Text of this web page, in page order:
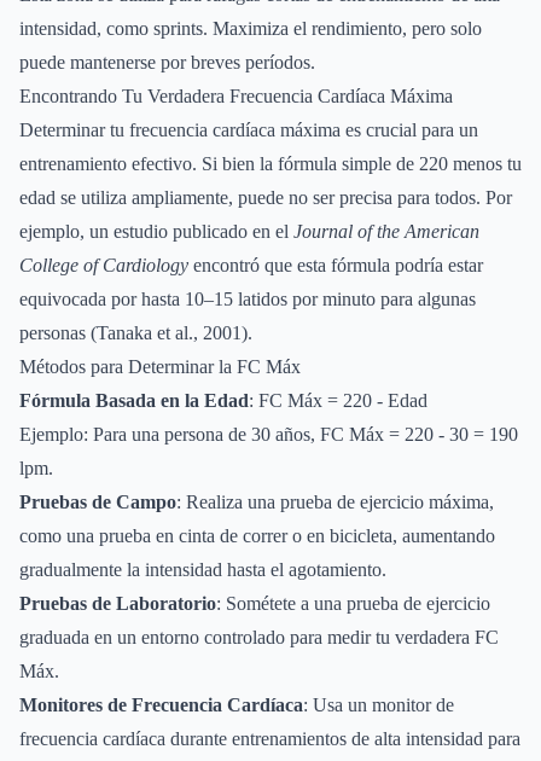
intensidad, como sprints. Maximiza el rendimiento, pero solo
puede mantenerse por breves períodos.
Encontrando Tu Verdadera Frecuencia Cardíaca Máxima
Determinar tu frecuencia cardíaca máxima es crucial para un
entrenamiento efectivo. Si bien la fórmula simple de 220 menos tu
edad se utiliza ampliamente, puede no ser precisa para todos. Por
ejemplo, un estudio publicado en el Journal of the American
College of Cardiology encontró que esta fórmula podría estar
equivocada por hasta 10–15 latidos por minuto para algunas
personas (Tanaka et al., 2001).
Métodos para Determinar la FC Máx
Fórmula Basada en la Edad: FC Máx = 220 - Edad
Ejemplo: Para una persona de 30 años, FC Máx = 220 - 30 = 190
lpm.
Pruebas de Campo: Realiza una prueba de ejercicio máxima,
como una prueba en cinta de correr o en bicicleta, aumentando
gradualmente la intensidad hasta el agotamiento.
Pruebas de Laboratorio: Sométete a una prueba de ejercicio
graduada en un entorno controlado para medir tu verdadera FC
Máx.
Monitores de Frecuencia Cardíaca: Usa un monitor de
frecuencia cardíaca durante entrenamientos de alta intensidad para